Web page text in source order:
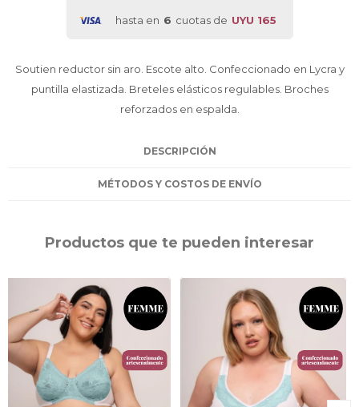
hasta en 6 cuotas de UYU 165
Soutien reductor sin aro. Escote alto. Confeccionado en Lycra y
puntilla elastizada. Breteles elásticos regulables. Broches
reforzados en espalda.
DESCRIPCIÓN
MÉTODOS Y COSTOS DE ENVÍO
Productos que te pueden interesar